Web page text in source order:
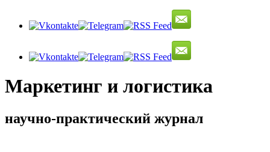
Маркетинг и логистика
научно-практический журнал